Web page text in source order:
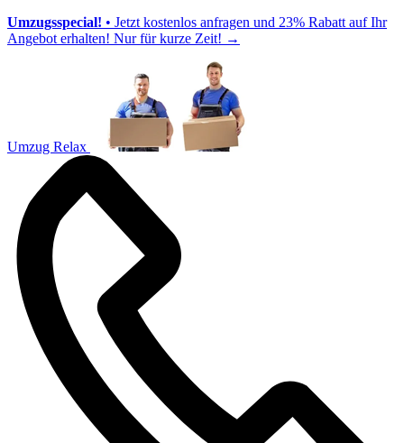
Umzugsspecial! • Jetzt kostenlos anfragen und 23% Rabatt auf Ihr
Angebot erhalten! Nur für kurze Zeit! →
Umzug Relax